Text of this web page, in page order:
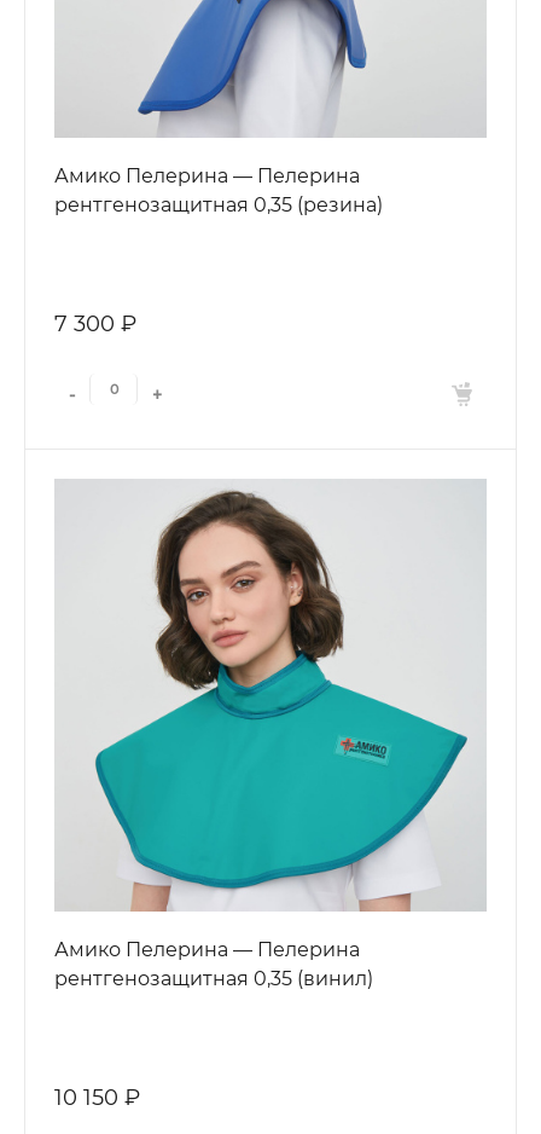
Амико Пелерина — Пелерина
рентгенозащитная 0,35 (резина)
7 300 ₽
- +
Амико Пелерина — Пелерина
рентгенозащитная 0,35 (винил)
10 150 ₽